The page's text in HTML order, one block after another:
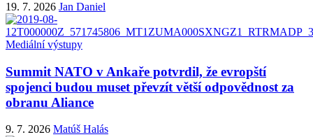
19. 7. 2026 Jan Daniel
Mediální výstupy
Summit NATO v Ankaře potvrdil, že evropští
spojenci budou muset převzít větší odpovědnost za
obranu Aliance
9. 7. 2026 Matúš Halás